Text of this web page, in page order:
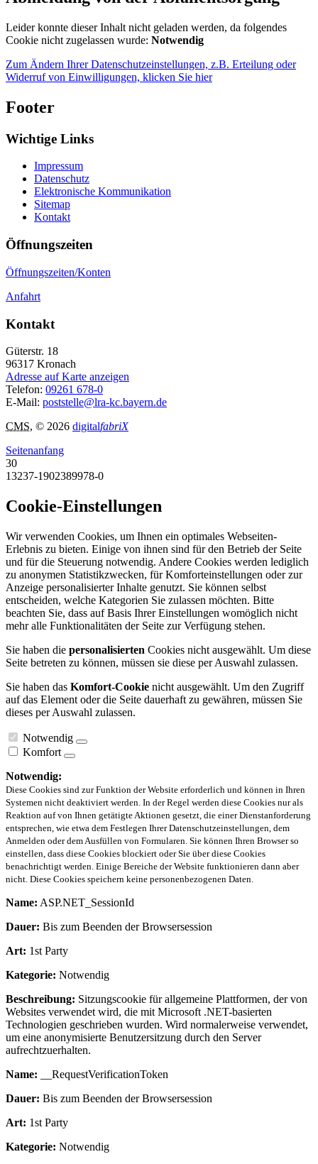
Leider konnte dieser Inhalt nicht geladen werden, da folgendes
Cookie nicht zugelassen wurde: Notwendig
Zum Ändern Ihrer Datenschutzeinstellungen, z.B. Erteilung oder
Widerruf von Einwilligungen, klicken Sie hier
Footer
Wichtige Links
Impressum
Datenschutz
Elektronische Kommunikation
Sitemap
Kontakt
Öffnungszeiten
Öffnungszeiten/Konten
Anfahrt
Kontakt
Güterstr. 18
96317 Kronach
Adresse auf Karte anzeigen
Telefon: 09261 678-0
E-Mail: poststelle@lra-kc.bayern.de
CMS, © 2026 digitalfabriX
Seitenanfang
30
13237-1902389978-0
Cookie-Einstellungen
Wir verwenden Cookies, um Ihnen ein optimales Webseiten-
Erlebnis zu bieten. Einige von ihnen sind für den Betrieb der Seite
und für die Steuerung notwendig. Andere Cookies werden lediglich
zu anonymen Statistikzwecken, für Komforteinstellungen oder zur
Anzeige personalisierter Inhalte genutzt. Sie können selbst
entscheiden, welche Kategorien Sie zulassen möchten. Bitte
beachten Sie, dass auf Basis Ihrer Einstellungen womöglich nicht
mehr alle Funktionalitäten der Seite zur Verfügung stehen.
Sie haben die personalisierten Cookies nicht ausgewählt. Um diese
Seite betreten zu können, müssen sie diese per Auswahl zulassen.
Sie haben das Komfort-Cookie nicht ausgewählt. Um den Zugriff
auf das Element oder die Seite dauerhaft zu gewähren, müssen Sie
dieses per Auswahl zulassen.
Notwendig
Komfort
Notwendig:
Diese Cookies sind zur Funktion der Website erforderlich und können in Ihren
Systemen nicht deaktiviert werden. In der Regel werden diese Cookies nur als
Reaktion auf von Ihnen getätigte Aktionen gesetzt, die einer Dienstanforderung
entsprechen, wie etwa dem Festlegen Ihrer Datenschutzeinstellungen, dem
Anmelden oder dem Ausfüllen von Formularen. Sie können Ihren Browser so
einstellen, dass diese Cookies blockiert oder Sie über diese Cookies
benachrichtigt werden. Einige Bereiche der Website funktionieren dann aber
nicht. Diese Cookies speichern keine personenbezogenen Daten.
Name: ASP.NET_SessionId
Dauer: Bis zum Beenden der Browsersession
Art: 1st Party
Kategorie: Notwendig
Beschreibung: Sitzungscookie für allgemeine Plattformen, der von
Websites verwendet wird, die mit Microsoft .NET-basierten
Technologien geschrieben wurden. Wird normalerweise verwendet,
um eine anonymisierte Benutzersitzung durch den Server
aufrechtzuerhalten.
Name: __RequestVerificationToken
Dauer: Bis zum Beenden der Browsersession
Art: 1st Party
Kategorie: Notwendig